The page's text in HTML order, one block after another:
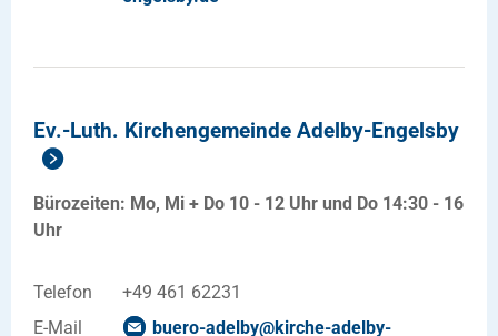
Ev.-Luth. Kirchengemeinde Adelby-Engelsby
Bürozeiten: Mo, Mi + Do 10 - 12 Uhr und Do 14:30 - 16
Uhr
Telefon
+49 461 62231
E-Mail
buero-adelby@kirche-adelby-